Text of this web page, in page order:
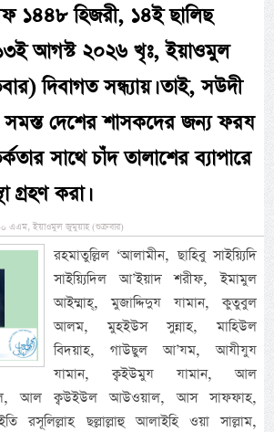
১৪৪৮ হিজরী, ১৪ই ছালিছ
আগস্ট ২০২৬ খৃঃ, ইয়াওমুল
দিবাগত সন্ধ্যায়। তাই, সউদী
দেশের শাসকদের জন্য ফরয
সাথে চাঁদ তালাশের ব্যাপারে
গ্রহণ করা।
এএম, ইয়াওমুল জুমুয়াহ (শুক্রবার)
রহমাতুল্লিল ‘আলামীন, ছাহিবু সাইয়্যিদি
সাইয়্যিদিল আ’ইয়াদ শরীফ, ইমামুল
আইম্মাহ্, মুজাদ্দিদুয যামান, কুতুবুল
আলম, মুহইউস সুন্নাহ, মাহিউল
বিদয়াহ, গাউছুল আ’যম, আযীযুয
যামান, ক্বইউমুয যামান, আল
আল ক্বউইউল আউওয়াল, আস সাফফাহ,
রসূলিল্লাহ ছল্লাল্লাহু আলাইহি ওয়া সাল্লাম,